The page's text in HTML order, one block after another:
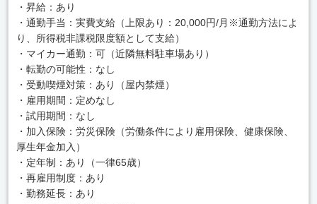
・昇給：あり
・通勤手当：実費支給（上限あり：20,000円/月※通勤方法によ
り、所得税非課税限度額として支給）
・マイカー通勤：可（近隣無料駐車場あり）
・転勤の可能性：なし
・受動喫煙対策：あり（屋内禁煙）
・雇用期間：定めなし
・試用期間：なし
・加入保険：労災保険（労働条件により雇用保険、健康保険、
厚生年金加入）
・定年制：あり（一律65歳）
・再雇用制度：あり
・勤務延長：あり